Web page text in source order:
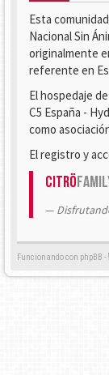
Esta
Nacional Sin
originalmente
referente en
El hospedaje
C5 España -
como
El registro y
Citrö
Funcionando con phpBB -